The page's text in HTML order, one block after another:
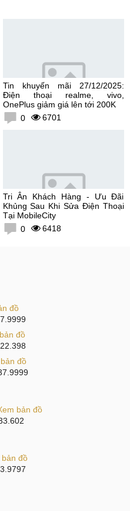
Tin khuyến mãi 27/12/2025:
Điện thoại realme, vivo,
OnePlus giảm giá lên tới 200K
0
6701
Tri Ân Khách Hàng - Ưu Đãi
Khủng Sau Khi Sửa Điện Thoại
Tại MobileCity
0
6418
đồ
đồ
đồ
bản đồ
bản đồ